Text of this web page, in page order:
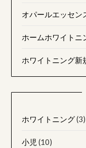
オパールエッセン
ホームホワイトニ
ホワイトニング新
ホワイトニング(3)
小児 (10)